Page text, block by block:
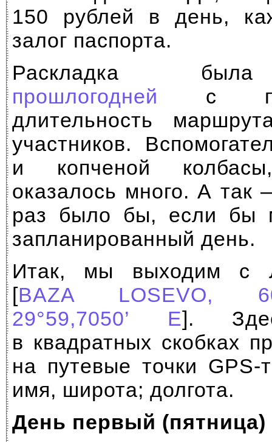
150 рублей в день,
залог паспорта.
Раскладка
прошлогодней с
длительность
участников.
и копченой
оказалось много. А так
раз было бы, если бы
запланированный день.
Итак, мы выходим с
[BAZA LOSEVO,
29°59,7050’ E].
в квадратных скобках
на путевые точки GPS-
имя, широта; долгота.
День первый (пятница)